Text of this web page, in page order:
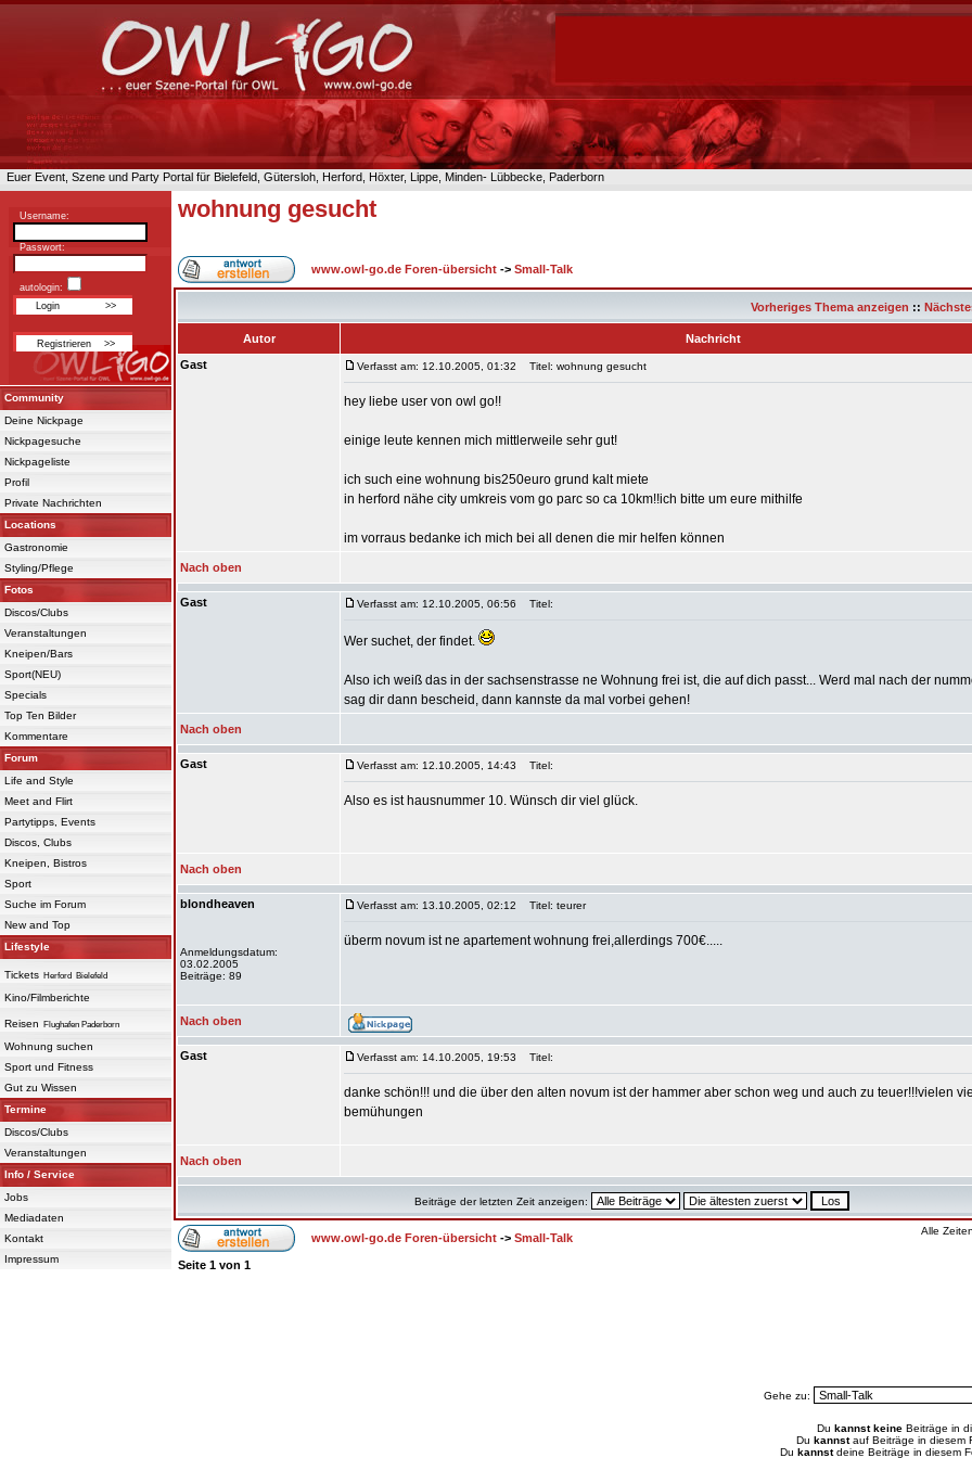
Euer Event, Szene und Party Portal für Bielefeld, Gütersloh, Herford, Höxter, Lippe, Minden- Lübbecke, Paderborn
Username:
Passwort:
autologin:
Community
Deine Nickpage
Nickpagesuche
Nickpageliste
Profil
Private Nachrichten
Locations
Gastronomie
Styling/Pflege
Fotos
Discos/Clubs
Veranstaltungen
Kneipen/Bars
Sport(NEU)
Specials
Top Ten Bilder
Kommentare
Forum
Life and Style
Meet and Flirt
Partytipps, Events
Discos, Clubs
Kneipen, Bistros
Sport
Suche im Forum
New and Top
Lifestyle
Tickets Herford Bielefeld
Kino/Filmberichte
Reisen Flughafen Paderborn
Wohnung suchen
Sport und Fitness
Gut zu Wissen
Termine
Discos/Clubs
Veranstaltungen
Info / Service
Jobs
Mediadaten
Kontakt
Impressum
wohnung gesucht
www.owl-go.de Foren-übersicht -> Small-Talk
Vorheriges Thema anzeigen ::
Autor
Nachricht
Gast
Verfasst am: 12.10.2005, 01:32 Titel: wohnung gesucht
hey liebe user von owl go!!
einige leute kennen mich mittlerweile sehr gut!
ich such eine wohnung bis250euro grund kalt miete
in herford nähe city umkreis vom go parc so ca 10km!!ich bitte um eure mithilfe
im vorraus bedanke ich mich bei all denen die mir helfen können
Nach oben
Gast Verfasst am: 12.10.2005, 06:56 Titel:
Wer suchet, der findet.
Also ich weiß das in der sachsenstrasse ne Wohnung frei ist, die auf dich passt... Werd mal nach der
sag dir dann bescheid, dann kannste da mal vorbei gehen!
Nach oben
Gast Verfasst am: 12.10.2005, 14:43 Titel:
Also es ist hausnummer 10. Wünsch dir viel glück.
Nach oben
blondheaven
Anmeldungsdatum:
03.02.2005
Beiträge: 89
Verfasst am: 13.10.2005, 02:12 Titel: teurer
überm novum ist ne apartement wohnung frei,allerdings 700€.....
Nach oben
Gast Verfasst am: 14.10.2005, 19:53 Titel:
danke schön!!! und die über den alten novum ist der hammer aber schon weg und auch zu teuer!!!vielen
bemühungen
Nach oben
Beiträge der letzten Zeit anzeigen:
www.owl-go.de Foren-übersicht -> Small-Talk
Alle
Seite 1 von 1
Gehe zu:
Du kannst keine Beiträge in
Du kannstauf Beiträge in diesem
Du kannstdeine Beiträge in diesem